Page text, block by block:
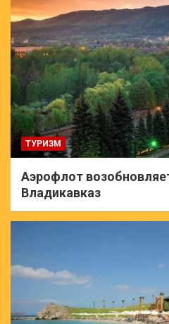
ТУРИЗМ
Аэрофлот
Владикавказ